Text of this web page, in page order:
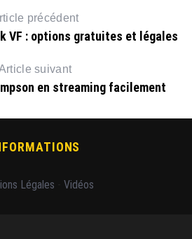
précédent
VF : options gratuites et légales
suivant
en streaming facilement
Légales Vidéos